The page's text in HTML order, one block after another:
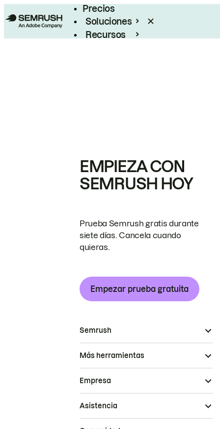
Precios
Soluciones
Recursos
EMPIEZA CON
SEMRUSH HOY
Prueba Semrush gratis durante
siete días. Cancela cuando
quieras.
Empezar prueba gratuita
Semrush
Más herramientas
Empresa
Asistencia